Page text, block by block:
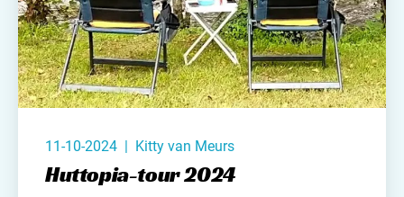
11-10-2024 | Kitty van Meurs
Huttopia-tour 2024